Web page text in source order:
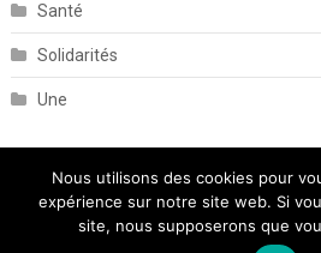
Santé
Solidarités
Une
Nous utilisons des cookies pour
expérience sur notre site web. Si
site, nous supposerons que